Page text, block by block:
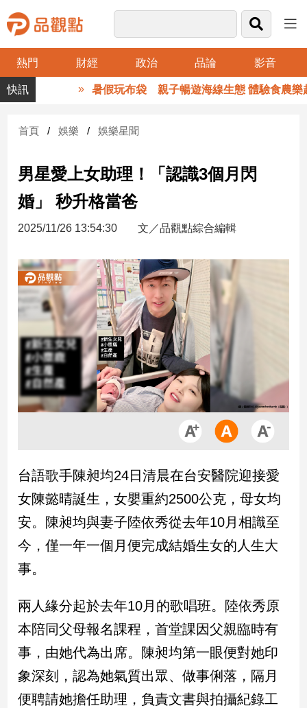
熱門 財經 政治 品論 影音
品
觀
財
台
財
新
產
經/
股
市
房
地
產
品
政
治
政
治
焦
品
點
民
調
國
會
點
暑假玩布袋 親子暢遊海線生態 體驗食農樂趣
首頁 娛樂 娛樂星聞
男星愛上女助理！「認識3個月閃
婚」 秒升格當爸
2025/11/26 13:54:30 文／品觀點綜合編輯
台語歌手陳昶均24日清晨在台安醫院迎接愛
女陳懿晴誕生，女嬰重約2500公克，母女均
安。陳昶均與妻子陸依秀從去年10月相識至
今，僅一年一個月便完成結婚生女的人生大
事。
兩人緣分起於去年10月的歌唱班。陸依秀原
本陪同父母報名課程，首堂課因父親臨時有
事，由她代為出席。陳昶均第一眼便對她印
象深刻，認為她氣質出眾、做事俐落，隔月
便聘請她擔任助理，負責文書與拍攝紀錄工